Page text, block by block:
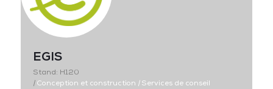
Data Centre World
EGIS
Stand: H120
|Conception et construction |Services de conseil